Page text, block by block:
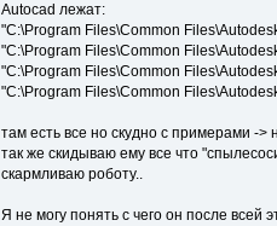
Autocad лежат:
"C:\Program Files\Common
"C:\Program Files\Common
"C:\Program Files\Common
"C:\Program Files\Common
там есть все но скудно с примерами -
так же скидываю ему все что
скармливаю роботу..
Я не могу понять с чего он после